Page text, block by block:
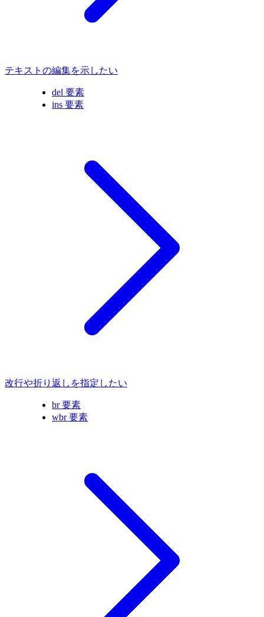
テキストの編集を示したい
del 要素
ins 要素
改行や折り返しを指定したい
br 要素
wbr 要素